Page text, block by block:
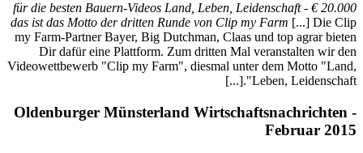
20.000 € für
das ist
my Farm-
Dir